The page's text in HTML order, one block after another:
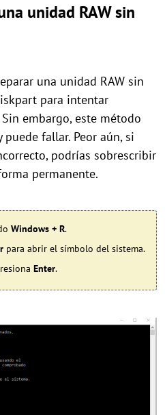
unidad RAW sin
una unidad RAW sin
para intentar
embargo, este método
fallar. Peor aún, si
podrías sobrescribir
permanente.
Windows + R.
para abrir el símbolo del sistema.
Enter.